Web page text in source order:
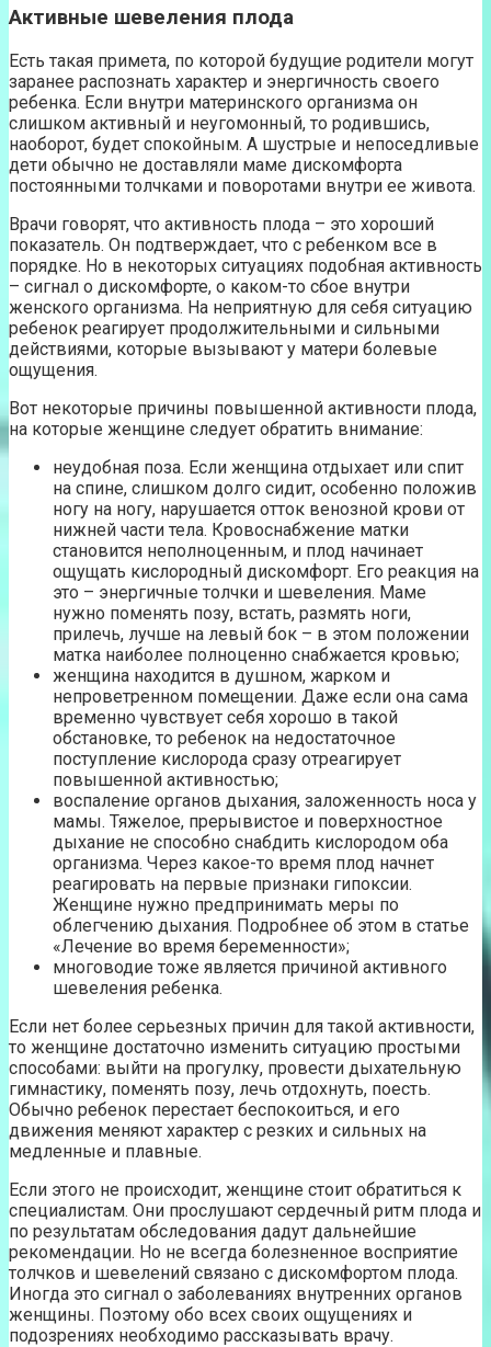
Активные шевеления плода
Есть такая примета, по которой будущие родители могут
заранее распознать характер и энергичность своего
ребенка. Если внутри материнского организма он
слишком активный и неугомонный, то родившись,
наоборот, будет спокойным. А шустрые и непоседливые
дети обычно не доставляли маме дискомфорта
постоянными толчками и поворотами внутри ее живота.
Врачи говорят, что активность плода – это хороший
показатель. Он подтверждает, что с ребенком все в
порядке. Но в некоторых ситуациях подобная активность
– сигнал о дискомфорте, о каком-то сбое внутри
женского организма. На неприятную для себя ситуацию
ребенок реагирует продолжительными и сильными
действиями, которые вызывают у матери болевые
ощущения.
Вот некоторые причины повышенной активности плода,
на которые женщине следует обратить внимание:
неудобная поза. Если женщина отдыхает или спит
на спине, слишком долго сидит, особенно положив
ногу на ногу, нарушается отток венозной крови от
нижней части тела. Кровоснабжение матки
становится неполноценным, и плод начинает
ощущать кислородный дискомфорт. Его реакция на
это – энергичные толчки и шевеления. Маме
нужно поменять позу, встать, размять ноги,
прилечь, лучше на левый бок – в этом положении
матка наиболее полноценно снабжается кровью;
женщина находится в душном, жарком и
непроветренном помещении. Даже если она сама
временно чувствует себя хорошо в такой
обстановке, то ребенок на недостаточное
поступление кислорода сразу отреагирует
повышенной активностью;
воспаление органов дыхания, заложенность носа у
мамы. Тяжелое, прерывистое и поверхностное
дыхание не способно снабдить кислородом оба
организма. Через какое-то время плод начнет
реагировать на первые признаки гипоксии.
Женщине нужно предпринимать меры по
облегчению дыхания. Подробнее об этом в статье
«Лечение во время беременности»;
многоводие тоже является причиной активного
шевеления ребенка.
Если нет более серьезных причин для такой активности,
то женщине достаточно изменить ситуацию простыми
способами: выйти на прогулку, провести дыхательную
гимнастику, поменять позу, лечь отдохнуть, поесть.
Обычно ребенок перестает беспокоиться, и его
движения меняют характер с резких и сильных на
медленные и плавные.
Если этого не происходит, женщине стоит обратиться к
специалистам. Они прослушают сердечный ритм плода и
по результатам обследования дадут дальнейшие
рекомендации. Но не всегда болезненное восприятие
толчков и шевелений связано с дискомфортом плода.
Иногда это сигнал о заболеваниях внутренних органов
женщины. Поэтому обо всех своих ощущениях и
подозрениях необходимо рассказывать врачу.